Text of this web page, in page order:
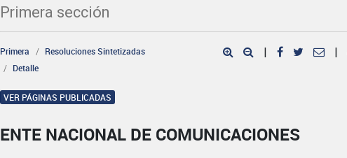
Primera sección
Primera
Resoluciones Sintetizadas
Detalle
| |
VER PÁGINAS PUBLICADAS
ENTE NACIONAL DE COMUNICACIONES